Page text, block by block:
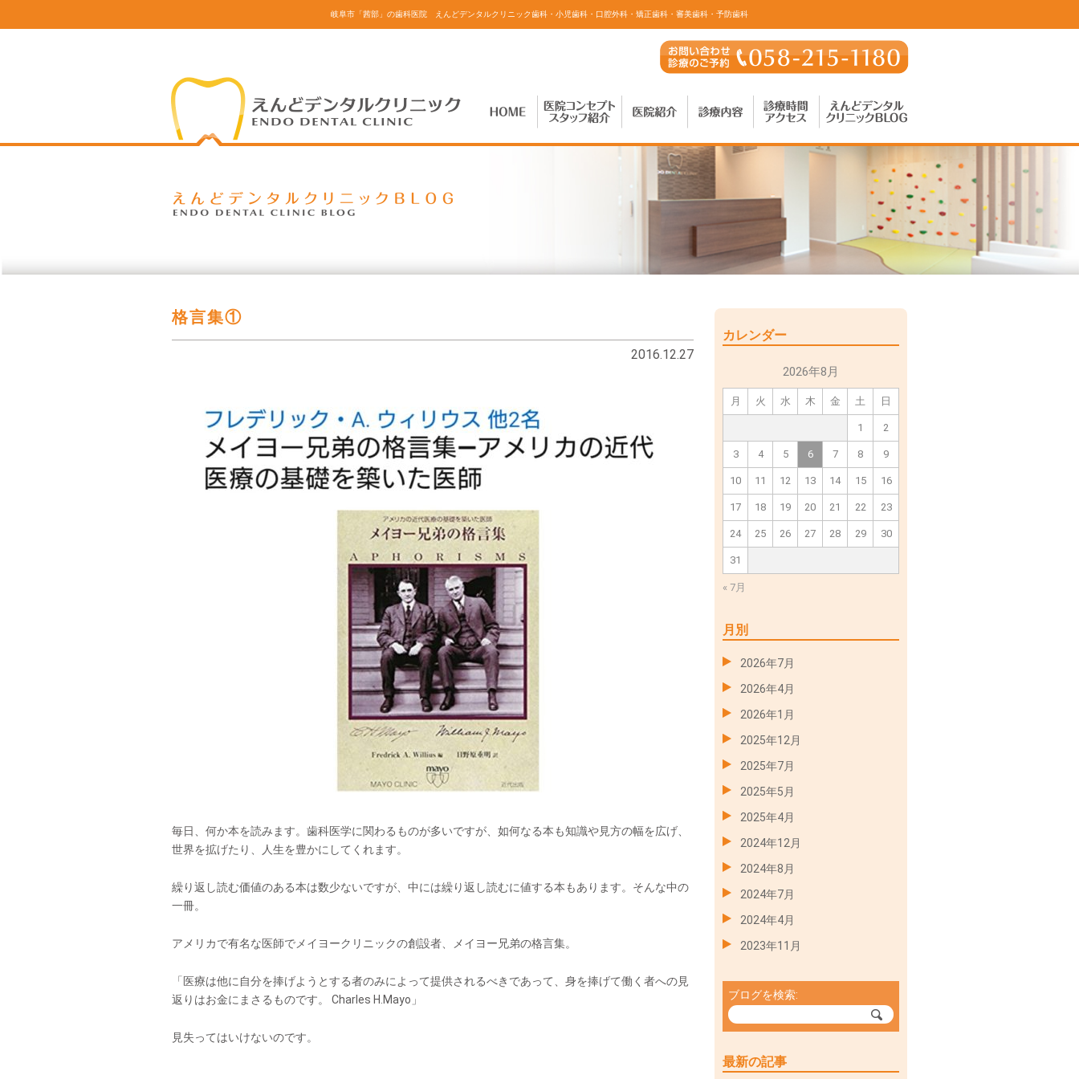
岐阜市「茜部」の歯科医院 えんどデンタルクリニック歯科・小児歯科・口腔外科・矯正歯科・審美歯科・予防歯科
格言集①
2016.12.27
毎日、何か本を読みます。歯科医学に関わるものが多いですが、如何なる本も知識や見方の幅を広げ、
世界を拡げたり、人生を豊かにしてくれます。
繰り返し読む価値のある本は数少ないですが、中には繰り返し読むに値する本もあります。そんな中の
一冊。
アメリカで有名な医師でメイヨークリニックの創設者、メイヨー兄弟の格言集。
「医療は他に自分を捧げようとする者のみによって提供されるべきであって、身を捧げて働く者への見
返りはお金にまさるものです。 Charles H.Mayo」
見失ってはいけないのです。
カレンダー
2026年8月
月 火 水 木 金 土 日
« 7月
1 2
3 4 5 6 7 8 9
10 11 12 13 14 15 16
17 18 19 20 21 22 23
24 25 26 27 28 29 30
31
月別
2026年7月
2026年4月
2026年1月
2025年12月
2025年7月
2025年5月
2025年4月
2024年12月
2024年8月
2024年7月
2024年4月
2023年11月
ブログを検索:
最新の記事